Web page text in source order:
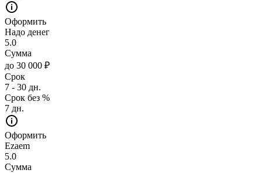
Оформить
Надо денег
5.0
Сумма
до 30 000 ₽
Срок
7 - 30 дн.
Срок без %
7 дн.
Оформить
Ezaem
5.0
Сумма